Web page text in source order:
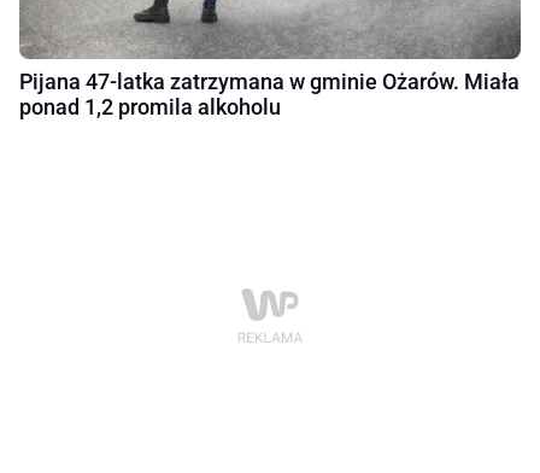
Pijana 47-latka zatrzymana w gminie Ożarów. Miała
ponad 1,2 promila alkoholu